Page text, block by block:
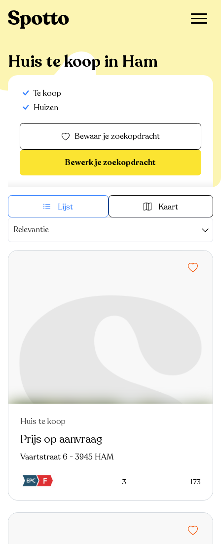
Huis te koop in Ham
Te koop
Huizen
Bewaar je zoekopdracht
Bewerk je zoekopdracht
Lijst Kaart
Relevantie
Huis te koop
Prijs op aanvraag
Vaartstraat 6 - 3945 HAM
3 173